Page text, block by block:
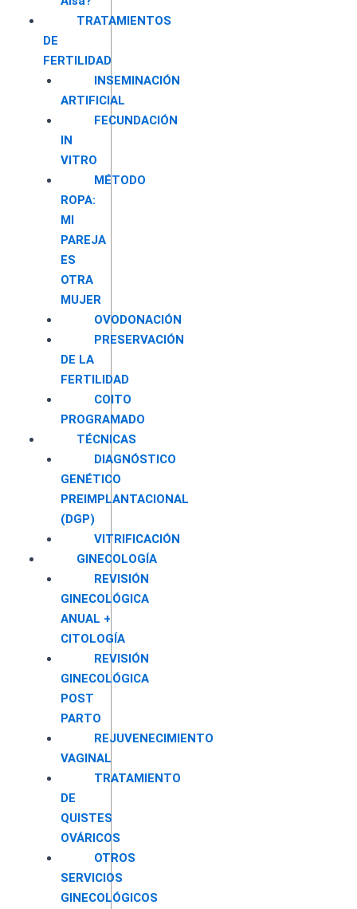
TRATAMIENTOS
DE
FERTILIDAD
INSEMINACIÓN
ARTIFICIAL
FECUNDACIÓN
IN
VITRO
MÉTODO
ROPA:
MI
PAREJA
ES
OTRA
MUJER
OVODONACIÓN
PRESERVACIÓN
DE LA
FERTILIDAD
COITO
PROGRAMADO
TÉCNICAS
DIAGNÓSTICO
GENÉTICO
PREIMPLANTACIONAL
(DGP)
VITRIFICACIÓN
GINECOLOGÍA
REVISIÓN
GINECOLÓGICA
ANUAL +
CITOLOGÍA
REVISIÓN
GINECOLÓGICA
POST
PARTO
REJUVENECIMIENTO
VAGINAL
TRATAMIENTO
DE
QUISTES
OVÁRICOS
OTROS
SERVICIOS
GINECOLÓGICOS